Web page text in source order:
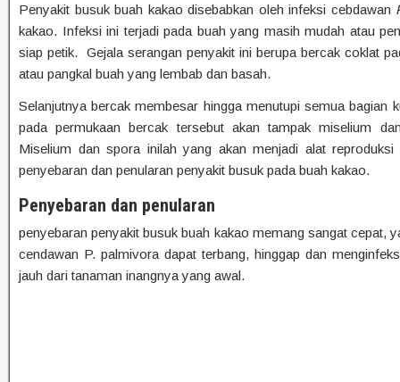
Penyakit busuk buah kakao disebabkan oleh infeksi cebdawan
kakao. Infeksi ini terjadi pada buah yang masih mudah atau
siap petik. Gejala serangan penyakit ini berupa bercak coklat
atau pangkal buah yang lembab dan basah.
Selanjutnya bercak membesar hingga menutupi semua bagian
pada permukaan bercak tersebut akan tampak miselium
Miselium dan spora inilah yang akan menjadi alat
penyebaran dan penularan penyakit busuk pada buah kakao.
Penyebaran dan penularan
penyebaran penyakit busuk buah kakao memang sangat cepat,
cendawan P. palmivora dapat terbang, hinggap dan
jauh dari tanaman inangnya yang awal.